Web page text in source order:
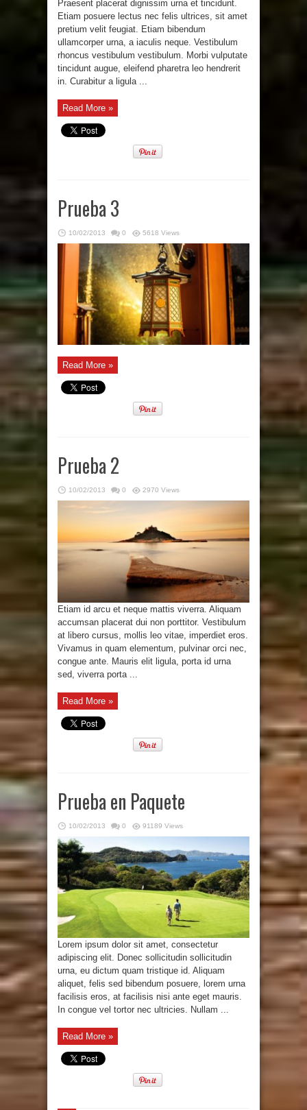
Praesent placerat dignissim urna et tincidunt.
Etiam posuere lectus nec felis ultrices, sit amet
pretium velit feugiat. Etiam bibendum
ullamcorper urna, a iaculis neque. Vestibulum
rhoncus vestibulum vestibulum. Morbi vulputate
tincidunt augue, eleifend pharetra leo hendrerit
in. Curabitur a ligula ...
Read More »
Prueba 3
10/02/2013 0 5618 Views
Read More »
Prueba 2
10/02/2013 0 2970 Views
Etiam id arcu et neque mattis viverra. Aliquam
accumsan placerat dui non porttitor. Vestibulum
at libero cursus, mollis leo vitae, imperdiet eros.
Vivamus in quam elementum, pulvinar orci nec,
congue ante. Mauris elit ligula, porta id urna
sed, viverra porta ...
Read More »
Prueba en Paquete
10/02/2013 0 91189 Views
Lorem ipsum dolor sit amet, consectetur
adipiscing elit. Donec sollicitudin sollicitudin
urna, eu dictum quam tristique id. Aliquam
aliquet, felis sed bibendum posuere, lorem urna
facilisis eros, at facilisis nisi ante eget mauris.
In congue vel tortor nec ultricies. Nullam ...
Read More »